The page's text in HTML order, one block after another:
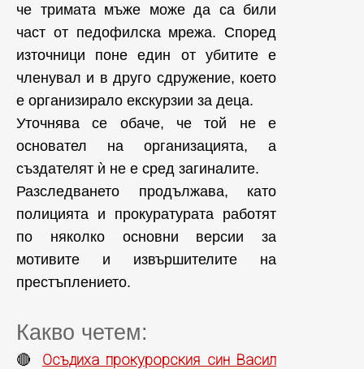
че тримата мъже може да са били
част от педофилска мрежа. Според
източници поне един от убитите е
членувал и в друго сдружение, което
е организирало екскурзии за деца.
Уточнява се обаче, че той не е
основател на организацията, а
създателят ѝ не е сред загиналите.
Разследването продължава, като
полицията и прокуратурата работят
по няколко основни версии за
мотивите и извършителите на
престъплението.
Какво четем:
🔴 Осъдиха прокурорския син Васил